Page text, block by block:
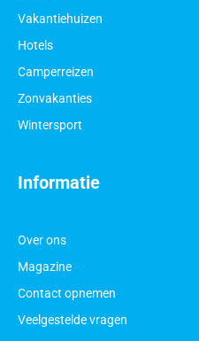
Informatie
Over ons
Magazine
Contact opnemen
Veelgestelde vragen
Vakantiehuizen
Hotels
Camperreizen
Zonvakanties
Wintersport